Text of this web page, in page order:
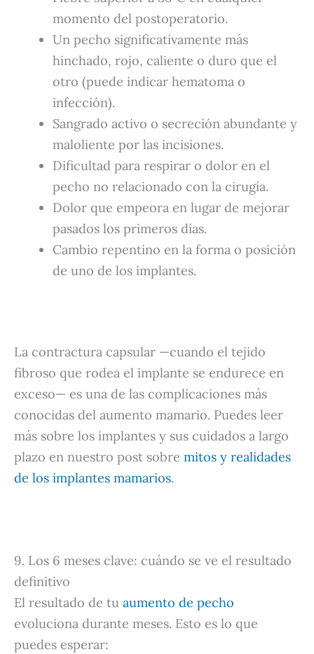
momento del postoperatorio.
Un pecho significativamente más
hinchado, rojo, caliente o duro que el
otro (puede indicar hematoma o
infección).
Sangrado activo o secreción abundante y
maloliente por las incisiones.
Dificultad para respirar o dolor en el
pecho no relacionado con la cirugía.
Dolor que empeora en lugar de mejorar
pasados los primeros días.
Cambio repentino en la forma o posición
de uno de los implantes.
La contractura capsular —cuando el tejido
fibroso que rodea el implante se endurece en
exceso— es una de las complicaciones más
conocidas del aumento mamario. Puedes leer
más sobre los implantes y sus cuidados a largo
plazo en nuestro post sobre mitos y realidades
de los implantes mamarios.
9. Los 6 meses clave: cuándo se ve el resultado
definitivo
El resultado de tu aumento de pecho
evoluciona durante meses. Esto es lo que
puedes esperar: